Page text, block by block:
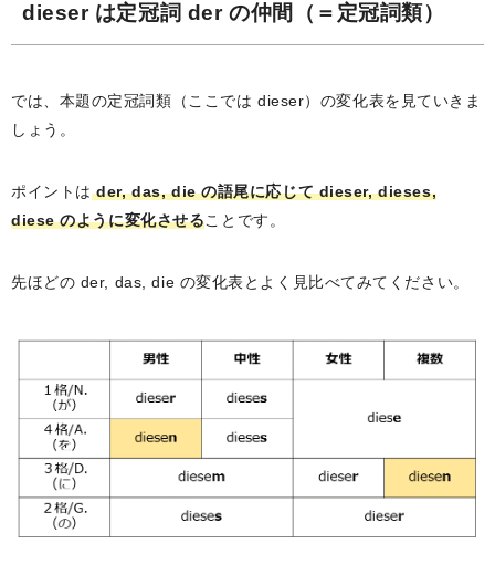
dieser は定冠詞 der の仲間（＝定冠詞類）
では、本題の定冠詞類（ここでは dieser）の変化表を見ていきま
しょう。
ポイントは der, das, die の語尾に応じて dieser, dieses,
diese のように変化させることです。
先ほどの der, das, die の変化表とよく見比べてみてください。